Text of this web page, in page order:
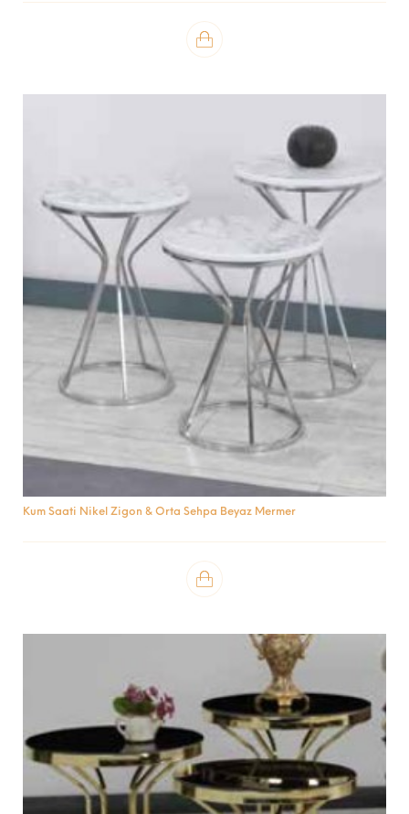
Kum Saati Nikel Zigon & Orta Sehpa Beyaz Mermer